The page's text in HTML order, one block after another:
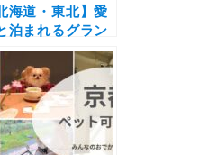
海道・東北】愛
泊まれるグラン
グ施設7選
年最新）モン
遊牧民のゲルに
れる宿や超ドッ
レンドリーな人
ゾートまで紹介